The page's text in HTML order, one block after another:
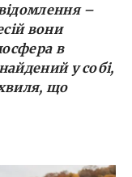
–
вони
в
у собі,
що